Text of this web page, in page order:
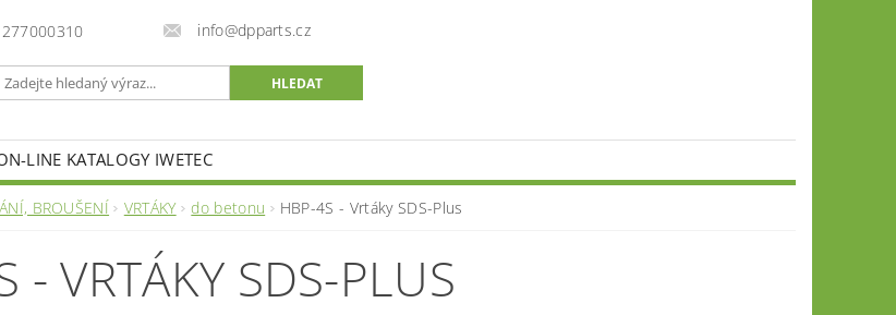
277000310 info@dpparts.cz
LINE KATALOGY IWETEC
BROUŠENÍ VRTÁKY do betonu HBP-4S - Vrtáky SDS-Plus
- VRTÁKY SDS-PLUS